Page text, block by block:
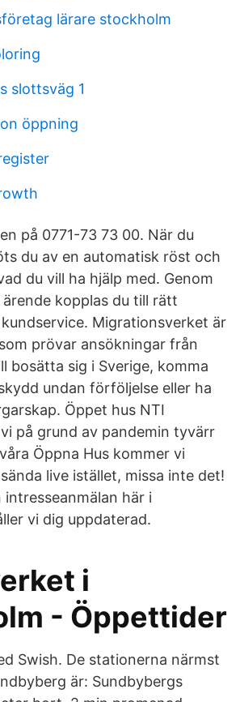
lärare stockholm
slottsväg 1
öppning
på 0771-73 73 00. När du
du av en automatisk röst och
du vill ha hjälp med. Genom
kopplas du till rätt
Migrationsverket är
prövar ansökningar från
bosätta sig i Sverige, komma
undan förföljelse eller ha
Öppet hus NTI
på grund av pandemin tyvärr
Öppna Hus kommer vi
live istället, missa inte det!
intresseanmälan här i
vi dig uppdaterad.
i
- Öppettider
Swish. De stationerna närmst
är: Sundbybergs